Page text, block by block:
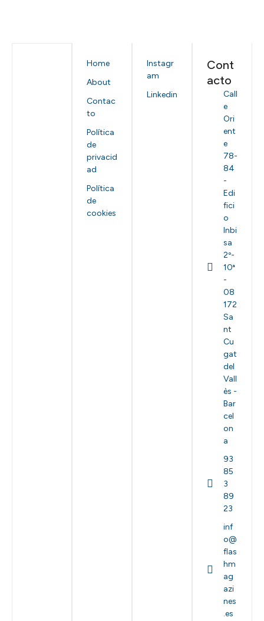
Home
About
Contac
to
Política
de
privacid
ad
Política
de
cookies
Instagr
am
Linkedin
Cont
acto
Call
e
Ori
ent
e
78-
84
-
Edi
fici
o
Inbi
sa
2º-
10ª
-
08
172
Sa
nt
Cu
gat
del
Vall
ès -
Bar
cel
on
a
93
85
3
89
23
inf
o@
flas
hm
ag
azi
nes
.es